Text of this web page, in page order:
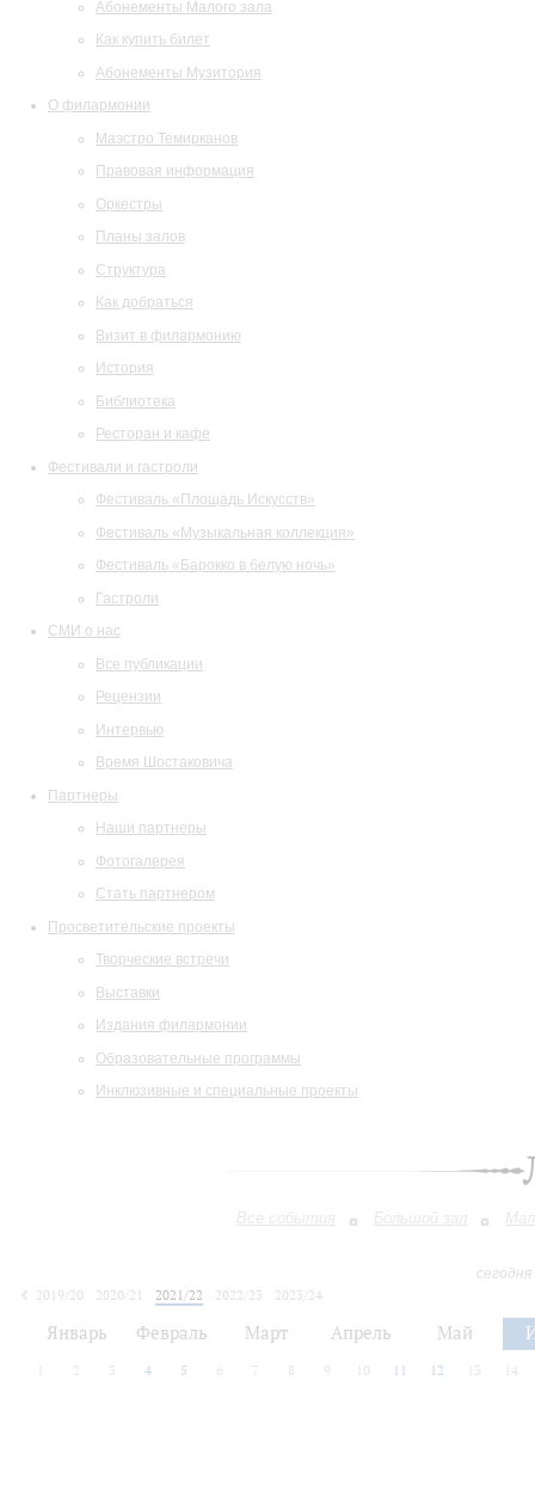
Абонементы Малого зала
Как купить билет
Абонементы Музитория
О филармонии
Маэстро Темирканов
Правовая информация
Оркестры
Планы залов
Структура
Как добраться
Визит в филармонию
История
Библиотека
Ресторан и кафе
Фестивали и гастроли
Фестиваль «Площадь Искусств»
Фестиваль «Музыкальная коллекция»
Фестиваль «Барокко в белую ночь»
Гастроли
СМИ о нас
Все публикации
Рецензии
Интервью
Время Шостаковича
Партнеры
Наши партнеры
Фотогалерея
Стать партнером
Просветительские проекты
Творческие встречи
Выставки
Издания филармонии
Образовательные программы
Инклюзивные и специальные проекты
Все события Большой зал
2019/20
2020/21 2021/22 2022/23
2023/24
Январь Февраль Март Апрель Май
2 3 4 5 6 7 8 9 10 11 12 13 14